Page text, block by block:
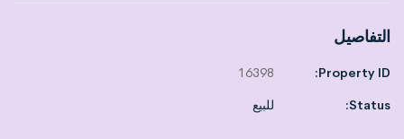
Payment methods:
Notes:
Excellent location… With a bathroom, buffet, and storage room…
التفاصيل
Property ID:
16398
Status:
للبيع